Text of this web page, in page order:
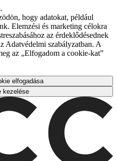
hogy adatokat, például
Elemzési és marketing célokra
az érdeklődésednek
Adatvédelmi szabályzatban. A
az „Elfogadom a cookie-kat”
elfogadása
kezelése